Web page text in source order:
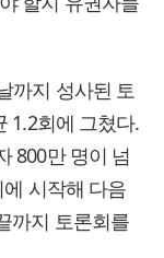
까지 성사된 토
1.2회에 그쳤다.
800만 명이 넘
시작해 다음
까지 토론회를